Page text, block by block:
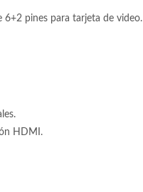
6+2 pines para tarjeta de video.
HDMI.